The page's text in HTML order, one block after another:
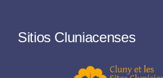
Sitios Cluniacenses